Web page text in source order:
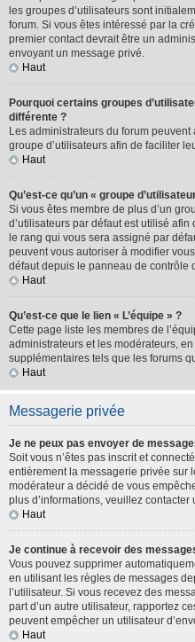
les groupes d’utilisateurs sont
forum. Si vous êtes intéressé par la
premier contact devrait être un
envoyant un message privé.
Haut
Pourquoi certains groupes
différente ?
Les administrateurs du forum
groupe d’utilisateurs afin de faciliter
Haut
Qu’est-ce qu’un « groupe
Si vous êtes membre de plus d’un
d’utilisateurs par défaut est utilisé
le rang qui vous sera assigné par
peuvent vous autoriser à modifier
défaut depuis le panneau de contrôle
Haut
Qu’est-ce que le lien « L’équipe » ?
Cette page liste les membres de
administrateurs et les modérateurs,
supplémentaires tels que les forums
Haut
Messagerie privée
Je ne peux pas envoyer de
Soit vous n’êtes pas inscrit et
entièrement la messagerie privée sur
modérateur a décidé de vous
plus d’informations, veuillez
Haut
Je continue à recevoir des
Vous pouvez supprimer
en utilisant les règles de messages
l’utilisateur. Si vous recevez des
part d’un autre utilisateur, rapportez
peuvent empêcher un utilisateur
Haut